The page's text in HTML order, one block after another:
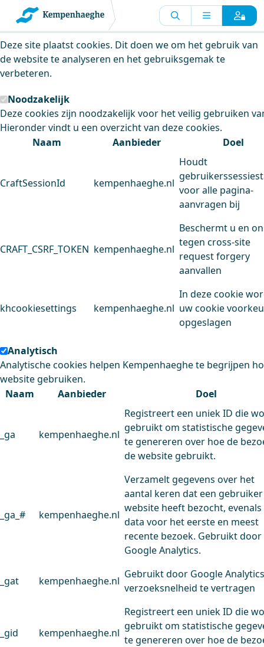
Kempenhaeghe maakt gebruik van
cookies
Deze site plaatst cookies. Dit doen we om het gebruik van
de website te analyseren en het gebruiksgemak te
verbeteren.
Noodzakelijk
Deze cookies zijn noodzakelijk voor het veilig gebruiken
Hieronder vindt u een overzicht van deze cookies.
Naam
Aanbieder Doel
CraftSessionId kempenhaeghe.nl
Houdt
voor alle pagina-
aanvragen bij
CRAFT_CSRF_TOKEN kempenhaeghe.nl
Beschermt u en
tegen cross-site
request forgery
aanvallen
khcookiesettings kempenhaeghe.nl
In deze cookie
uw cookie
opgeslagen
Analytisch
Analytische cookies helpen Kempenhaeghe te begrijpen
website gebruiken.
Naam
Aanbieder Doel
_ga kempenhaeghe.nl
Registreert een uniek ID die
gebruikt om statistische
te genereren over hoe de
de website gebruikt.
_ga_# kempenhaeghe.nl
Verzamelt gegevens over het
aantal keren dat een
website heeft bezocht, evenals
data voor het eerste en meest
recente bezoek. Gebruikt door
Google Analytics.
_gat kempenhaeghe.nl
Gebruikt door Google
verzoeksnelheid te vertragen
_gid kempenhaeghe.nl
Registreert een uniek ID die
gebruikt om statistische
te genereren over hoe de